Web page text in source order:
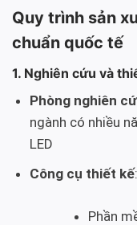
Quy trình sản
chuẩn quốc tế
1. Nghiên cứu và
Phòng nghiên
ngành có nhiều
LED
Công cụ thiết kế:
Phần